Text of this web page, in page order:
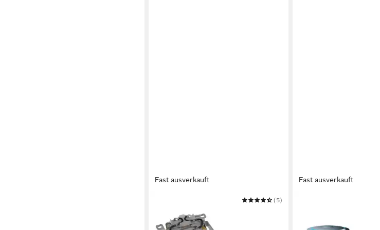
Fast ausverkauft
Antriebseinheit für 5793 5791 5790
(5)
Fast ausverkauft